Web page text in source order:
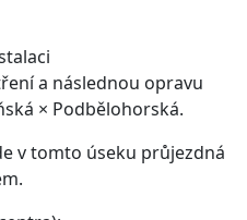
a následnou opravu
× Podbělohorská.
v tomto úseku průjezdná